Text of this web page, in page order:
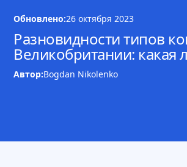
Обновлено:26 октября 2023
Разновидности типов
Великобритании: какая
Автор:Bogdan Nikolenko